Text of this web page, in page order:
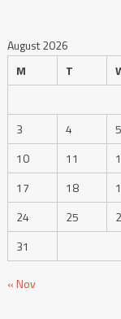
August 2026
M
T
3
4 5
10
11
17
18
24
25
31
« Nov